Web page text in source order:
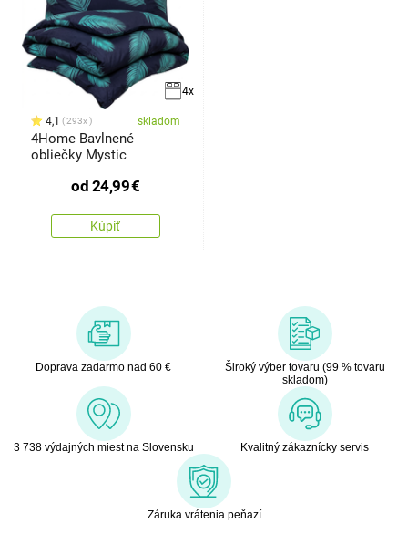
4x
4,1 293x skladom
4Home Bavlnené
obliečky Mystic
od 24,99€
Kúpiť
Doprava zadarmo nad 60 €
Široký výber tovaru (99 % tovaru
skladom)
3 738 výdajných miest na Slovensku Kvalitný zákaznícky servis
Záruka vrátenia peňazí